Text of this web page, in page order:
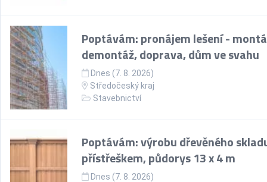
Poptávám: pronájem lešení -
demontáž, doprava, dům ve svahu
Dnes (7. 8. 2026)
Středočeský kraj
Stavebnictví
Poptávám: výrobu dřevěného
přístřeškem, půdorys 13 x 4 m
Dnes (7. 8. 2026)